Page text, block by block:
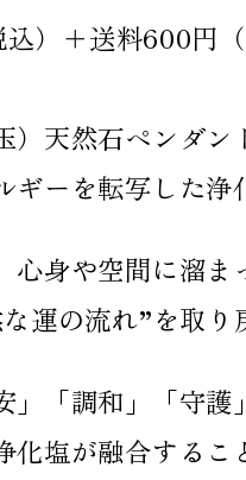
）＋送料600円
）天然石ペンダン
ギーを転写した
心身や空間に溜ま
運の流れ”を取り
」「調和」「守護
塩が融合するこ